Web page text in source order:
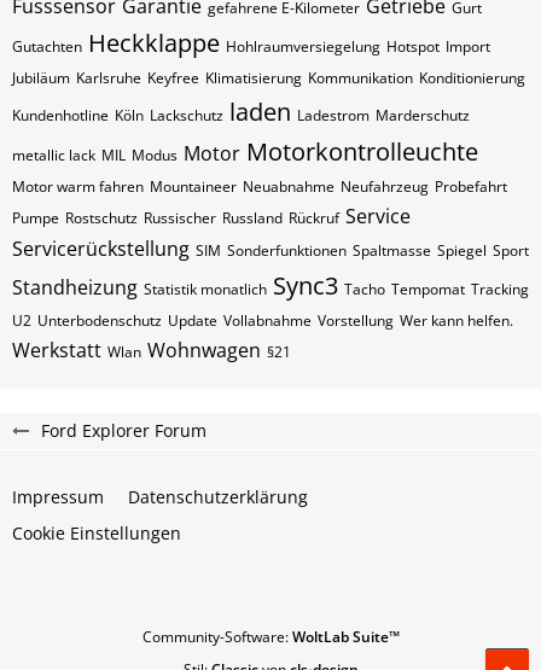
Fusssensor Garantie gefahrene E-Kilometer Getriebe Gurt
Gutachten Heckklappe Hohlraumversiegelung Hotspot Import
Jubiläum Karlsruhe Keyfree Klimatisierung Kommunikation Konditionierung
Kundenhotline Köln Lackschutz laden Ladestrom Marderschutz
metallic lack MIL Modus Motor Motorkontrolleuchte
Motor warm fahren Mountaineer Neuabnahme Neufahrzeug Probefahrt
Pumpe Rostschutz Russischer Russland Rückruf Service
Servicerückstellung SIM Sonderfunktionen Spaltmasse Spiegel Sport
Standheizung Statistik monatlich Sync3 Tacho Tempomat Tracking
U2 Unterbodenschutz Update Vollabnahme Vorstellung Wer kann helfen.
Werkstatt Wlan Wohnwagen §21
Ford Explorer Forum
Impressum
Datenschutzerklärung
Cookie Einstellungen
Community-Software:WoltLab Suite™